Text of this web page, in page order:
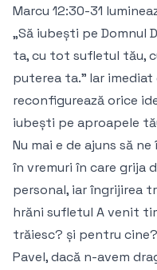
Marcu 12:30-31
„Să iubești pe Domnul
ta, cu tot sufletul tău,
puterea ta.” Iar
reconfigurează orice
iubești pe aproapele
Nu mai e de ajuns să
în vremuri în care grija
personal, iar îngrijirea
hrăni sufletul A venit
trăiesc? și pentru
Pavel, dacă n-avem